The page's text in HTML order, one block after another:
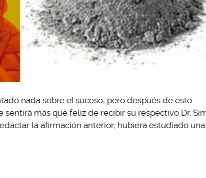
nada sobre el suceso, pero después de esto
más que feliz de recibir su respectivo Dr.
la afirmación anterior; hubiera estudiado una